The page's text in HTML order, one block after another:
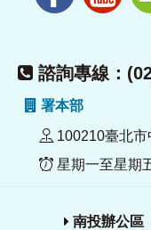
諮詢專線：
署本部
100210臺北
星期一至星期
南投辦公區